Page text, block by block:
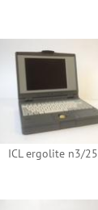
ICL ergolite n3/